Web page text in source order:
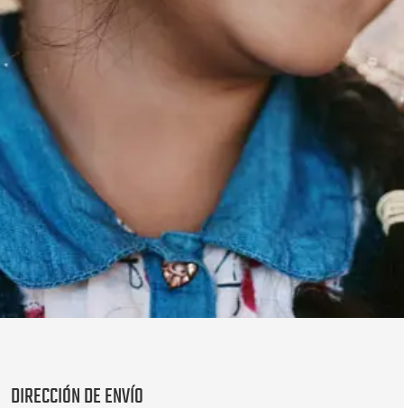
DIRECCIÓN DE ENVÍO